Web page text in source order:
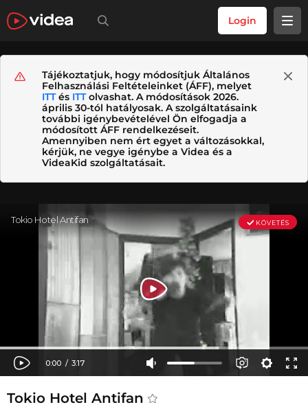
Login
Tájékoztatjuk, hogy módosítjuk Általános
Felhasználási Feltételeinket (ÁFF), melyet
ITTés ITTolvashat. A módosítások 2026.
április 30-tól hatályosak. A szolgáltatásaink
további igénybevételével Ön elfogadja a
módosított ÁFF rendelkezéseit.
Amennyiben nem ért egyet a változásokkal,
kérjük, ne vegye igénybe a Videa és a
VideaKid szolgáltatásait.
Tokio Hotel Antifan